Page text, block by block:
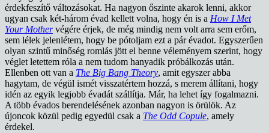
érdekfeszítő változásokat. Ha nagyon őszinte akarok lenni, akkor
ugyan csak két-három évad kellett volna, hogy én is a How I Met
Your Mothervégére érjek, de még mindig nem volt arra sem erőm,
sem lélek jelenlétem, hogy be pótoljam ezt a pár évadot. Egyszerűen
olyan szintű minőség romlás jött el benne véleményem szerint, hogy
véglet letettem róla a nem tudom hanyadik próbálkozás után.
Ellenben ott van a The Big Bang Theory, amit egyszer abba
hagytam, de végül ismét visszatértem hozzá, s merem állítani, hogy
idén az egyik legjobb évadát szállítja. Már, ha lehet így fogalmazni.
A több évados berendelésének azonban nagyon is örülök. Az
újoncok közül pedig egyedül csak a The Odd Copule, amely
érdekel.